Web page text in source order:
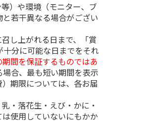
）や環境（モニター、ブ
若干異なる場合がござい
し上がれる日まで、「賞
分に可能な日までをそれ
間を保証するものではあ
合、最も短い期間を表示
期限については、各お届
・落花生・えび・かに・
使用していないにもかか